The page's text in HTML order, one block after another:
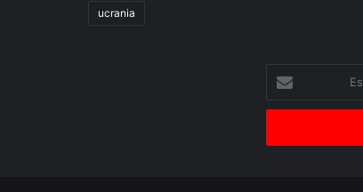
ucrania
correo